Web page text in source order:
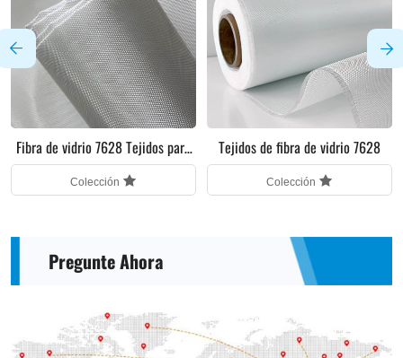
Fibra de vidrio 7628 Tejidos para
electrónica
Colección
Tejidos de fibra de vidrio 7628
Colección
Pregunte Ahora